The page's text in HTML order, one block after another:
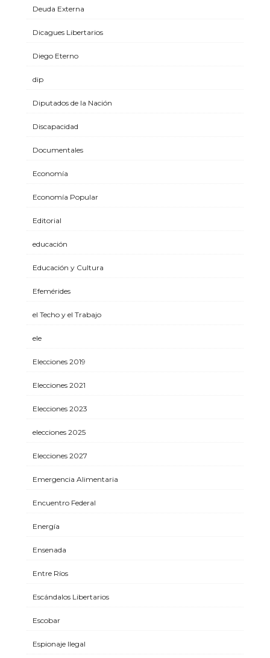
Deuda Externa
Dicagues Libertarios
Diego Eterno
dip
Diputados de la Nación
Discapacidad
Documentales
Economía
Economía Popular
Editorial
educación
Educación y Cultura
Efemérides
el Techo y el Trabajo
ele
Elecciones 2019
Elecciones 2021
Elecciones 2023
elecciones 2025
Elecciones 2027
Emergencia Alimentaria
Encuentro Federal
Energía
Ensenada
Entre Ríos
Escándalos Libertarios
Escobar
Espionaje Ilegal